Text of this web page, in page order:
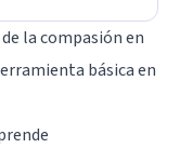
la compasión en
básica en